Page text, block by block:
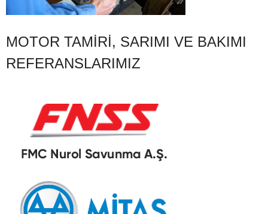
MOTOR TAMIRI, SARIMI VE BAKIMI
REFERANSLARIMIZ